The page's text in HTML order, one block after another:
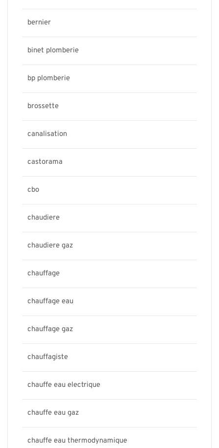
bernier
binet plomberie
bp plomberie
brossette
canalisation
castorama
cbo
chaudiere
chaudiere gaz
chauffage
chauffage eau
chauffage gaz
chauffagiste
chauffe eau electrique
chauffe eau gaz
chauffe eau thermodynamique